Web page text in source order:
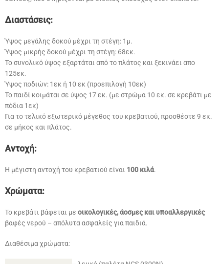
Διαστάσεις:
Ύψος μεγάλης δοκού μέχρι τη στέγη: 1μ.
Ύψος μικρής δοκού μέχρι τη στέγη: 68εκ.
Το συνολικό ύψος εξαρτάται από το πλάτος και ξεκινάει απο
125εκ.
Ύψος ποδιών: 1εκ ή 10 εκ (προεπιλογή 10εκ)
Το παιδί κοιμάται σε ύψος 17 εκ. (με στρώμα 10 εκ. σε κρεβάτι με
πόδια 1εκ)
Για το τελικό εξωτερικό μέγεθος του κρεβατιού, προσθέστε 9 εκ.
σε μήκος και πλάτος.
Αντοχή:
Η μέγιστη αντοχή του κρεβατιού είναι 100 κιλά.
Χρώματα:
Το κρεβάτι βάφεται με οικολογικές, άοσμες και υποαλλεργικές
βαφές νερού – απόλυτα ασφαλείς για παιδιά.
Διαθέσιμα χρώματα: